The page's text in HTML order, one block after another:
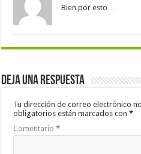
Bien por esto…
Deja una respuesta
Tu dirección de correo electrónico
obligatorios están marcados con*
Comentario*